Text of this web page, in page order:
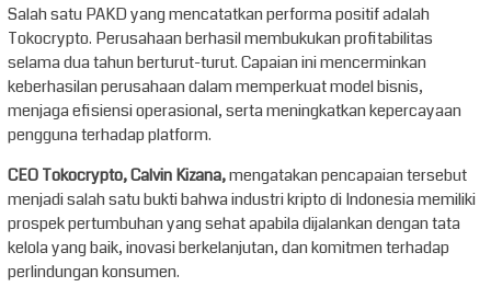
Salah satu PAKD yang mencatatkan performa positif adalah
Tokocrypto. Perusahaan berhasil membukukan profitabilitas
selama dua tahun berturut-turut. Capaian ini mencerminkan
keberhasilan perusahaan dalam memperkuat model bisnis,
menjaga efisiensi operasional, serta meningkatkan kepercayaan
pengguna terhadap platform.
CEO Tokocrypto, Calvin Kizana,mengatakan pencapaian tersebut
menjadi salah satu bukti bahwa industri kripto di Indonesia memiliki
prospek pertumbuhan yang sehat apabila dijalankan dengan tata
kelola yang baik, inovasi berkelanjutan, dan komitmen terhadap
perlindungan konsumen.